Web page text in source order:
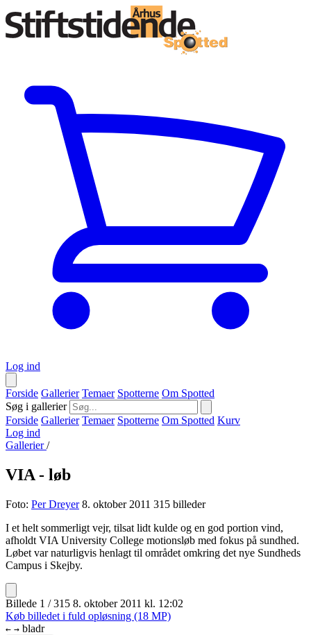
Log ind
Forside Gallerier Temaer Spotterne Om Spotted
Søg i gallerier
Forside Gallerier Temaer Spotterne Om Spotted Kurv
Log ind
Gallerier/
VIA - løb
Foto: Per Dreyer 8. oktober 2011 315 billeder
I et helt sommerligt vejr, tilsat lidt kulde og en god portion vind,
afholdt VIA University College motionsløb med fokus på sundhed.
Løbet var naturligvis henlagt til området omkring det nye Sundheds
Campus i Skejby.
Billede 1 / 315 8. oktober 2011 kl. 12:02
Køb billedet i fuld opløsning (18 MP)
← → bladr